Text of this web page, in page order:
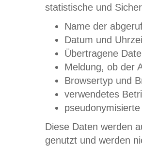
statistische und
Name der
Datum und
Übertragene
Meldung, ob der
Browsertyp und
verwendetes
Diese Daten werden
genutzt und werden